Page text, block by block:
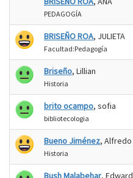
PEDAGOGÍA
BRISEÑO ROA, JULIETA
Facultad:Pedagogía
Briseño, Lillian
Historia
brito ocampo, sofia
bibliotecologia
Bueno Jiménez, Alfredo
Historia
Bush Malabehar, Edward